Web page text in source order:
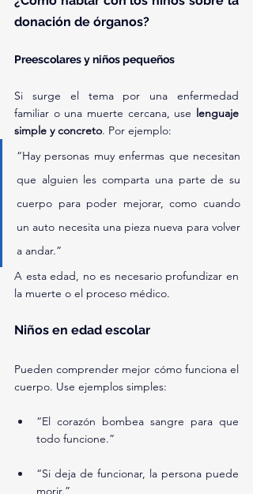
donación de órganos?
Preescolares y niños pequeños
Si surge el tema por una enfermedad
familiar o una muerte cercana, use lenguaje
simple y concreto. Por ejemplo:
“Hay personas muy enfermas que necesitan
que alguien les comparta una parte de su
cuerpo para poder mejorar, como cuando
un auto necesita una pieza nueva para volver
a andar.”
A esta edad, no es necesario profundizar en
la muerte o el proceso médico.
Niños en edad escolar
Pueden comprender mejor cómo funciona el
cuerpo. Use ejemplos simples:
“El corazón bombea sangre para que
todo funcione.”
“Si deja de funcionar, la persona puede
morir.”